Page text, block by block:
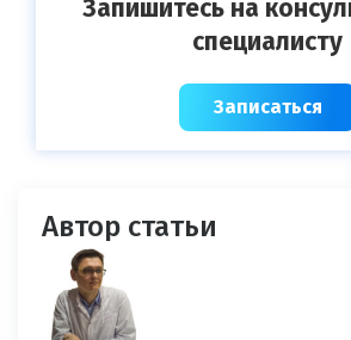
Запишитесь на
специалисту
Записаться
Автор статьи